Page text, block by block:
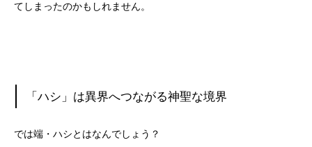
てしまったのかもしれません。
「ハシ」は異界へつながる神聖な境界
では端・ハシとはなんでしょう？